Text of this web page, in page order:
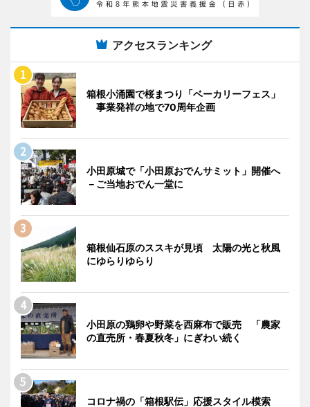
アクセスランキング
箱根小涌園で桜まつり「ベーカリーフェス」
事業発祥の地で70周年企画
小田原城で「小田原おでんサミット」開催へ
－ご当地おでん一堂に
箱根仙石原のススキが見頃 太陽の光と秋風
にゆらりゆらり
小田原の鶏卵や野菜を西麻布で販売 「農家
の直売所・春夏秋冬」にぎわい続く
コロナ禍の「箱根駅伝」応援スタイル模索